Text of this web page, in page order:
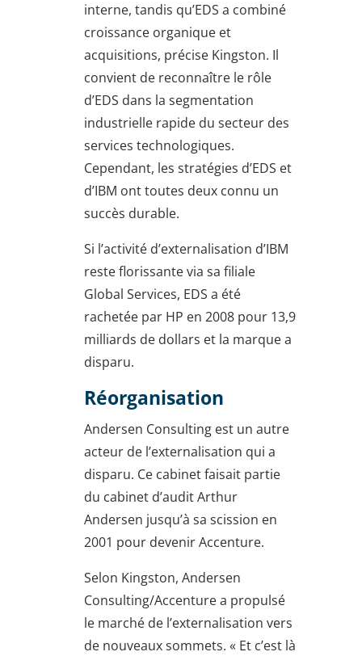
interne, tandis qu’EDS a combiné
croissance organique et
acquisitions, précise Kingston. Il
convient de reconnaître le rôle
d’EDS dans la segmentation
industrielle rapide du secteur des
services technologiques.
Cependant, les stratégies d’EDS et
d’IBM ont toutes deux connu un
succès durable.
Si l’activité d’externalisation d’IBM
reste florissante via sa filiale
Global Services, EDS a été
rachetée par HP en 2008 pour 13,9
milliards de dollars et la marque a
disparu.
Réorganisation
Andersen Consulting est un autre
acteur de l’externalisation qui a
disparu. Ce cabinet faisait partie
du cabinet d’audit Arthur
Andersen jusqu’à sa scission en
2001 pour devenir Accenture.
Selon Kingston, Andersen
Consulting/Accenture a propulsé
le marché de l’externalisation vers
de nouveaux sommets. « Et c’est là